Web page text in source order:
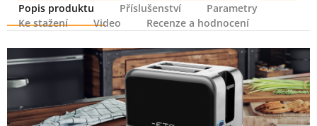
Popis produktu
Příslušenství
Parametry
Ke stažení
Video Recenze a hodnocení
Popis produktu